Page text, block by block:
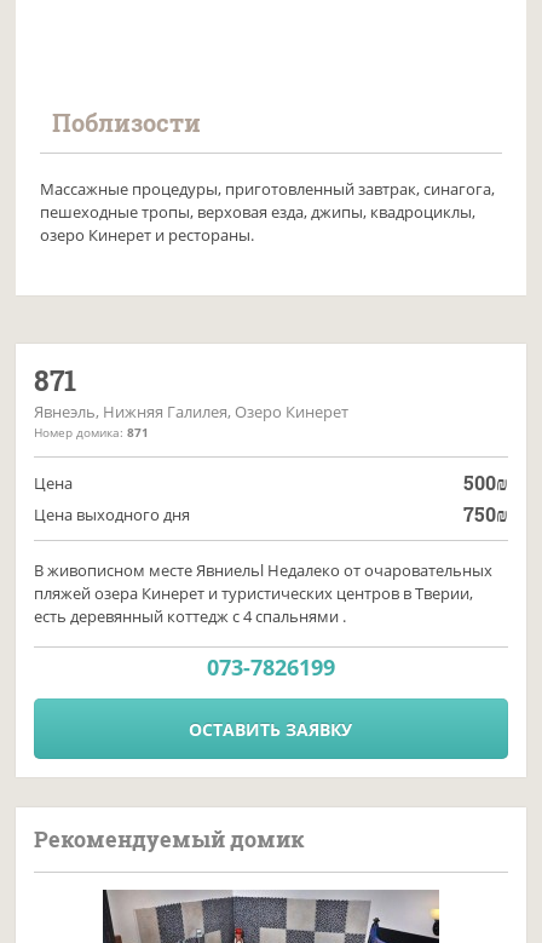
Поблизости
Массажные процедуры, приготовленный завтрак, синагога,
пешеходные тропы, верховая езда, джипы, квадроциклы,
озеро Кинерет и рестораны.
871
Явнеэль, Нижняя Галилея, Озеро Кинерет
Номер домика:871
Цена 500₪
Цена выходного дня 750₪
В живописном месте Явниельl Недалеко от очаровательных
пляжей озера Кинерет и туристических центров в Тверии,
есть деревянный коттедж с 4 спальнями .
073-7826199
ОСТАВИТЬ ЗАЯВКУ
Рекомендуемый домик